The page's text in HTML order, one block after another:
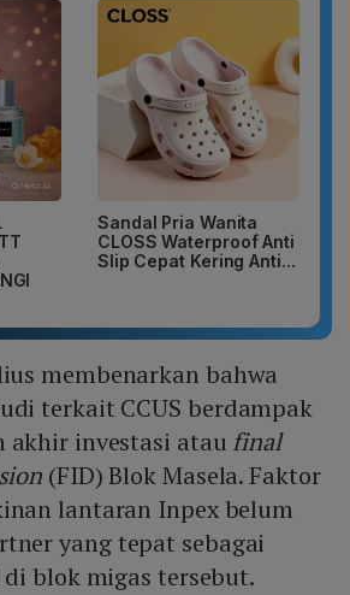
Sandal Pria Wanita
CLOSS Waterproof Anti
Slip Cepat Kering Anti...
membenarkan bahwa
terkait CCUS berdampak
akhir investasi atau final
(FID) Blok Masela. Faktor
lantaran Inpex belum
yang tepat sebagai
blok migas tersebut.